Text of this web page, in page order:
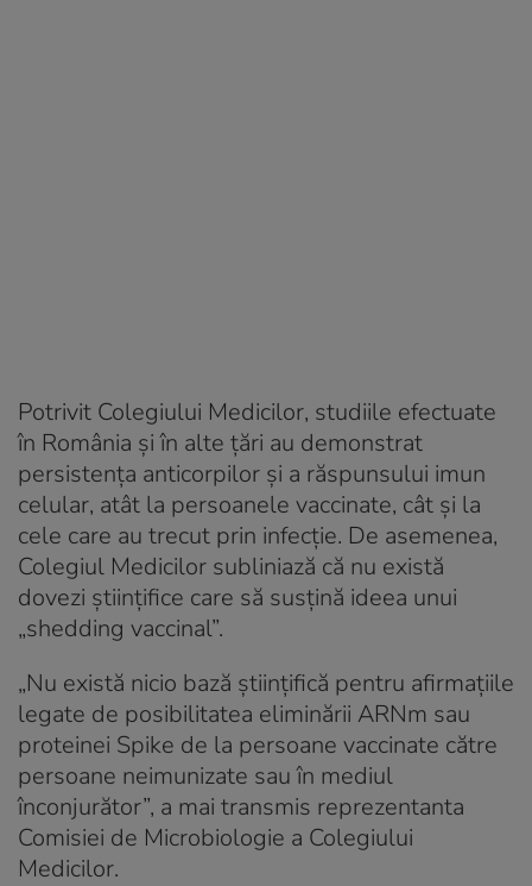
Potrivit Colegiului Medicilor, studiile efectuate
în România și în alte țări au demonstrat
persistența anticorpilor și a răspunsului imun
celular, atât la persoanele vaccinate, cât și la
cele care au trecut prin infecție. De asemenea,
Colegiul Medicilor subliniază că nu există
dovezi științifice care să susțină ideea unui
„shedding vaccinal”.
„Nu există nicio bază științifică pentru afirmațiile
legate de posibilitatea eliminării ARNm sau
proteinei Spike de la persoane vaccinate către
persoane neimunizate sau în mediul
înconjurător”, a mai transmis reprezentanta
Comisiei de Microbiologie a Colegiului
Medicilor.